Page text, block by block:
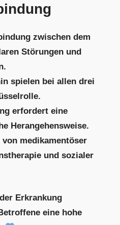
zwischen dem
Störungen und
spielen bei allen drei
erfordert eine
Herangehensweise.
medikamentöser
und sozialer
Erkrankung
eine hohe